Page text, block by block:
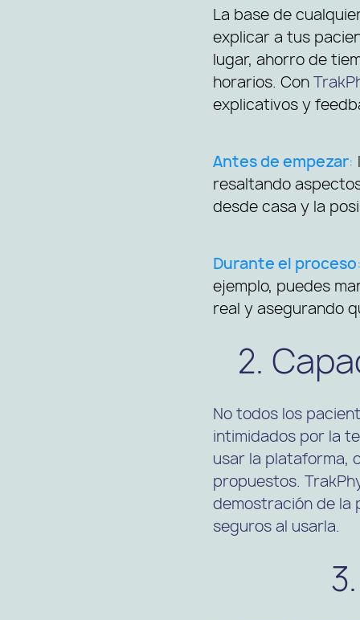
La base de
explicar a tus
lugar, ahorro de
horarios. Con
explicativos y
Antes de empezar:
resaltando
desde casa y la
Durante el proceso
ejemplo, puedes
real y asegurando
2.
No todos los
intimidados por la
usar la plataforma,
propuestos.
demostración de la
seguros al usarla.